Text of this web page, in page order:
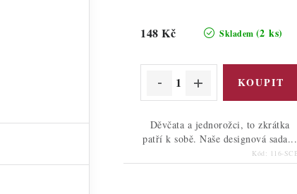
t
ů
Skladem (2 ks)
148 Kč
Děvčata a jednorožci, to zkrátka
patří k sobě. Naše designová sada...
Kód: 116-